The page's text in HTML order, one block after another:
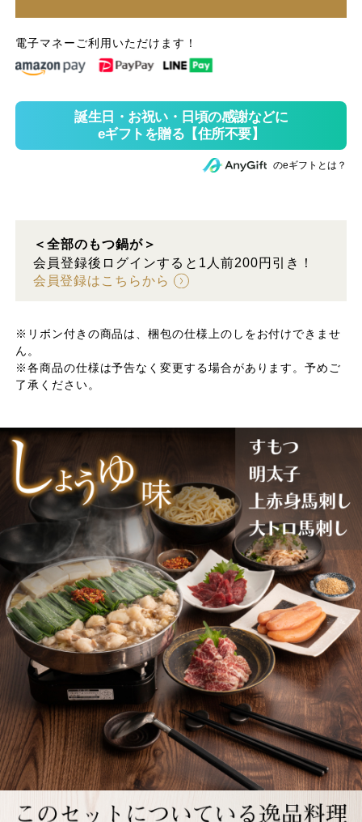
電子マネーご利用いただけます！
のeギフトとは？
＜全部のもつ鍋が＞
会員登録後ログインすると1人前200円引き！
会員登録はこちらから
※リボン付きの商品は、梱包の仕様上のしをお付けできませ
ん。
※各商品の仕様は予告なく変更する場合があります。予めご
了承ください。